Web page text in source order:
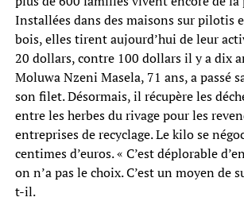
Installées dans des maisons sur pilotis
bois, elles tirent aujourd’hui de leur
20 dollars, contre 100 dollars il y a dix
Moluwa Nzeni Masela, 71 ans, a passé
son filet. Désormais, il récupère les
entre les herbes du rivage pour les
entreprises de recyclage. Le kilo se
centimes d’euros. « C’est déplorable
on n’a pas le choix. C’est un moyen de
t-il.